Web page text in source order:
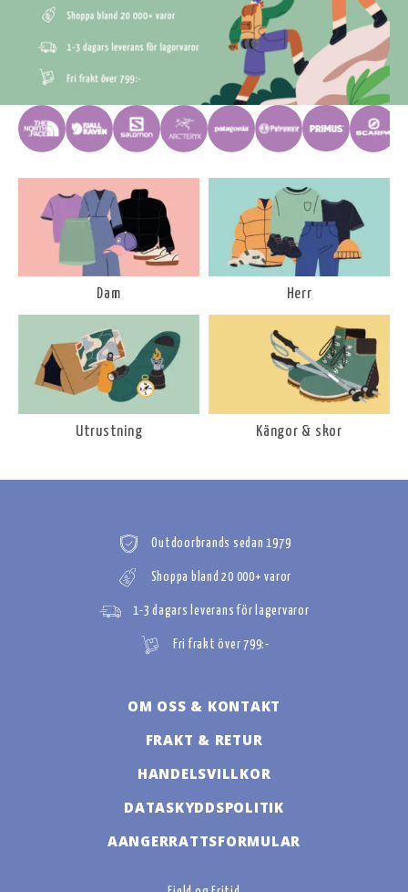
Dam Herr
Utrustning Kängor & skor
Outdoorbrands sedan 1979
Shoppa bland 20 000+ varor
1-3 dagars leverans för lagervaror
Fri frakt över 799:-
OM OSS & KONTAKT
FRAKT & RETUR
HANDELSVILLKOR
DATASKYDDSPOLITIK
AANGERRATTSFORMULAR